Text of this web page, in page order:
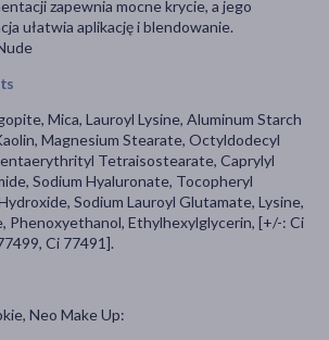
zapewnia mocne krycie, a jego
ułatwia aplikację i blendowanie.
Mica, Lauroyl Lysine, Aluminum Starch
Magnesium Stearate, Octyldodecyl
Tetraisostearate, Caprylyl
Sodium Hyaluronate, Tocopheryl
Sodium Lauroyl Glutamate, Lysine,
Phenoxyethanol, Ethylhexylglycerin, [+/-: Ci
Ci 77491].
Neo Make Up: